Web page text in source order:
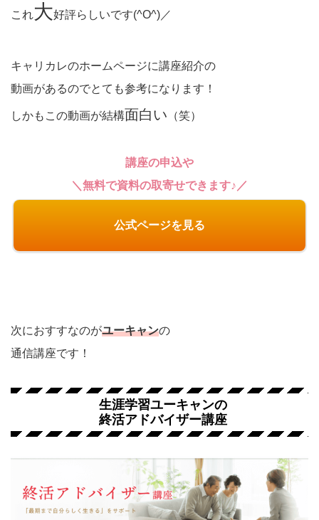
これ大好評らしいです(^O^)／
キャリカレのホームページに講座紹介の
動画があるのでとても参考になります！
しかもこの動画が結構面白い （笑）
講座の申込や
＼無料で資料の取寄せできます♪／
公式ページを見る
次におすすなのがユーキャンの
通信講座です！
生涯学習ユーキャンの
終活アドバイザー講座